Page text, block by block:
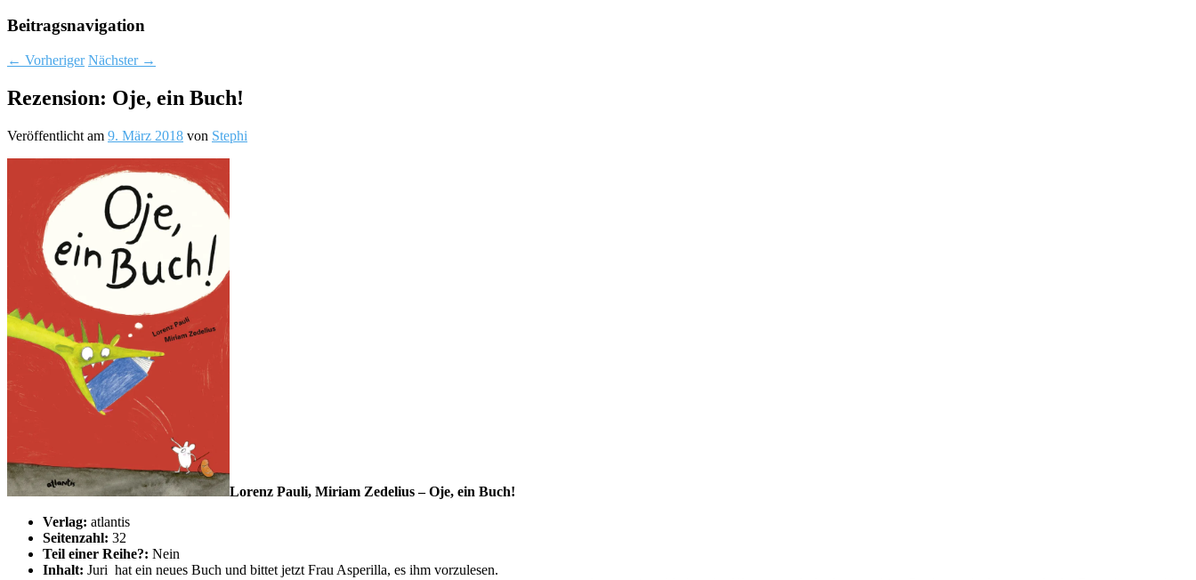
Beitragsnavigation
← Vorheriger Nächster →
Rezension: Oje, ein Buch!
Veröffentlicht am 9. März 2018 von Stephi
Lorenz Pauli, Miriam Zedelius – Oje, ein Buch!
Verlag: atlantis
Seitenzahl: 32
Teil einer Reihe?: Nein
Inhalt: Juri hat ein neues Buch und bittet jetzt Frau Asperilla, es ihm vorzulesen.